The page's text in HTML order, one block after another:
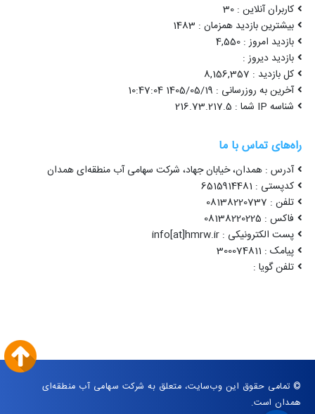
کاربران آنلاین : 30
بیشترین بازدید همزمان : 1483
بازدید امروز : 4,550
بازدید دیروز :
کل بازدید : 8,156,357
آخرین به روزرسانی : 1405/05/19 10:47:04
شناسه IP شما : 216.73.217.5
راه‌های تماس با ما
آدرس : همدان، خیابان جهاد، شرکت سهامی آب منطقه‌ای همدان
کدپستی : 6515914481
تلفن : 08138220737
فاکس : 08138220225
پست الکترونیکی : info[at]hmrw.ir
پیامک : 300074811
تلفن گویا :
© تمامی حقوق این وب‌سایت، متعلق به شرکت سهامی آب منطقه‌ای
همدان است.